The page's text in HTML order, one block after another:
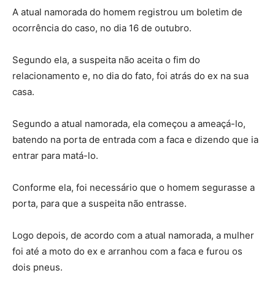
A atual namorada do homem registrou um boletim de
ocorrência do caso, no dia 16 de outubro.
Segundo ela, a suspeita não aceita o fim do
relacionamento e, no dia do fato, foi atrás do ex na sua
casa.
Segundo a atual namorada, ela começou a ameaçá-lo,
batendo na porta de entrada com a faca e dizendo que ia
entrar para matá-lo.
Conforme ela, foi necessário que o homem segurasse a
porta, para que a suspeita não entrasse.
Logo depois, de acordo com a atual namorada, a mulher
foi até a moto do ex e arranhou com a faca e furou os
dois pneus.